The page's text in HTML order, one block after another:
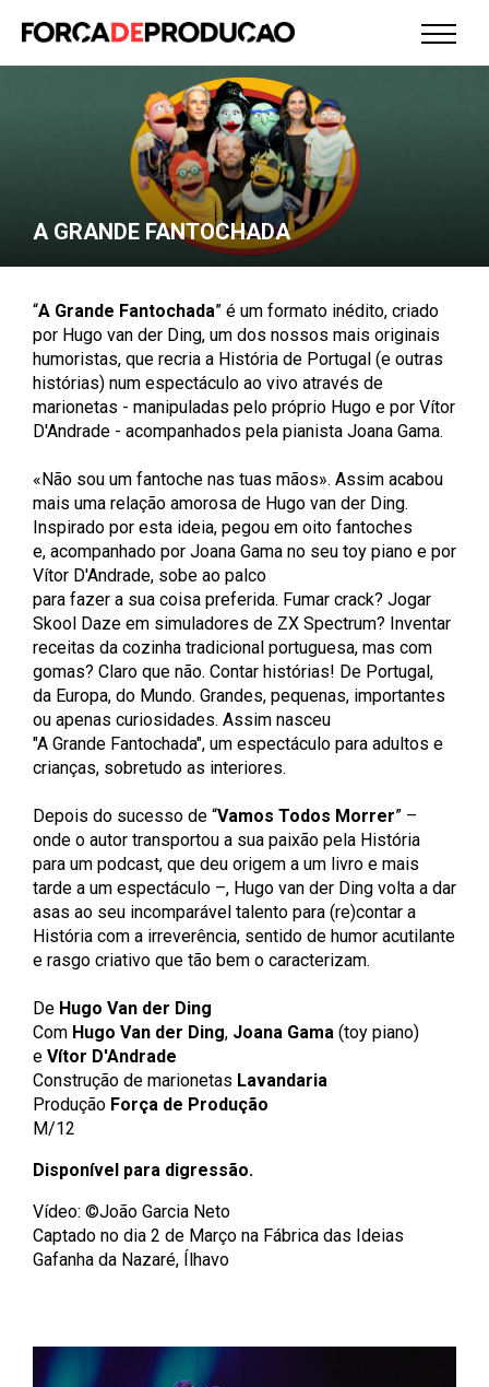
A GRANDE FANTOCHADA
“A Grande Fantochada” é um formato inédito, criado
por Hugo van der Ding, um dos nossos mais originais
humoristas, que recria a História de Portugal (e outras
histórias) num espectáculo ao vivo através de
marionetas - manipuladas pelo próprio Hugo e por Vítor
D'Andrade - acompanhados pela pianista Joana Gama.
«Não sou um fantoche nas tuas mãos». Assim acabou
mais uma relação amorosa de Hugo van der Ding.
Inspirado por esta ideia, pegou em oito fantoches
e, acompanhado por Joana Gama no seu toy piano e por
Vítor D'Andrade, sobe ao palco
para fazer a sua coisa preferida. Fumar crack? Jogar
Skool Daze em simuladores de ZX Spectrum? Inventar
receitas da cozinha tradicional portuguesa, mas com
gomas? Claro que não. Contar histórias! De Portugal,
da Europa, do Mundo. Grandes, pequenas, importantes
ou apenas curiosidades. Assim nasceu
"A Grande Fantochada", um espectáculo para adultos e
crianças, sobretudo as interiores.
Depois do sucesso de “Vamos Todos Morrer” –
onde o autor transportou a sua paixão pela História
para um podcast, que deu origem a um livro e mais
tarde a um espectáculo –, Hugo van der Ding volta a dar
asas ao seu incomparável talento para (re)contar a
História com a irreverência, sentido de humor acutilante
e rasgo criativo que tão bem o caracterizam.
De Hugo Van der Ding
Com Hugo Van der Ding, Joana Gama (toy piano)
e Vítor D'Andrade
Construção de marionetas Lavandaria
Produção Força de Produção
M/12
Disponível para digressão.
Vídeo: ©João Garcia Neto
Captado no dia 2 de Março na Fábrica das Ideias
Gafanha da Nazaré, Ílhavo